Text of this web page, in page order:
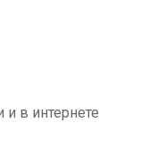
и в интернете